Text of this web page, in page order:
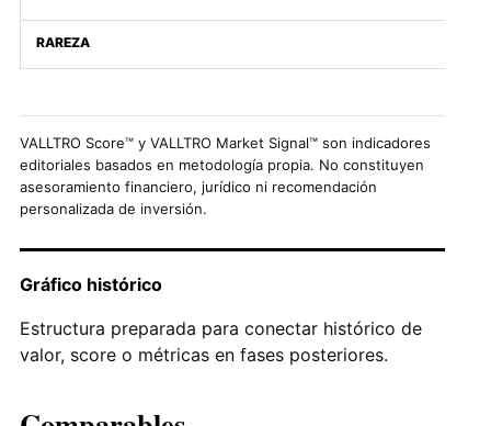
RAREZA
VALLTRO Score™ y VALLTRO Market Signal™ son indicadores
editoriales basados en metodología propia. No constituyen
asesoramiento financiero, jurídico ni recomendación
personalizada de inversión.
Gráfico histórico
Estructura preparada para conectar histórico de
valor, score o métricas en fases posteriores.